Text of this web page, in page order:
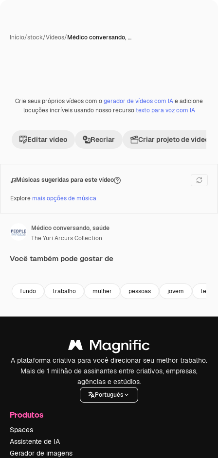
Início/stock/Vídeos/Médico conversando, …
Premium
Crie seus próprios vídeos com ogerador de vídeos com IAe adicione
locuções incríveis usando nosso recursotexto para voz com IA
Editar vídeo Recriar Criar projeto de vídeo
Músicas sugeridas para este vídeo
Explore mais opções de música
Médico conversando, saúde
The Yuri Arcurs Collection
Você também pode gostar de
fundo trabalho mulher pessoas jovem
A plataforma criativa para você direcionar seu melhor trabalho.
Mais de 1 milhão de assinantes entre criativos, empresas,
agências e estúdios.
Português
Produtos
Spaces
Assistente de IA
Gerador de imagens